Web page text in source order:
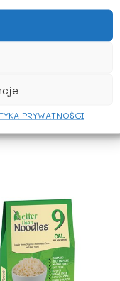
PRYWATNOŚCI
z dala od